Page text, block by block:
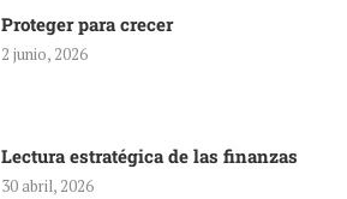
Proteger para crecer
2 junio, 2026
Lectura estratégica de las finanzas
30 abril, 2026